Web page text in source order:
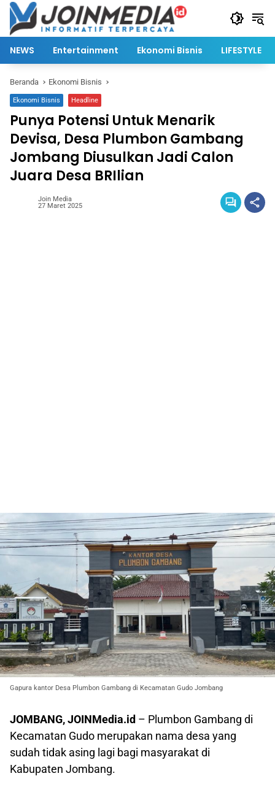
Langsung
konten
NEWS Entertainment Ekonomi Bisnis LIFESTYLE
Beranda Ekonomi Bisnis
Ekonomi Bisnis Headline
Punya Potensi Untuk Menarik
Devisa, Desa Plumbon Gambang
Jombang Diusulkan Jadi Calon
Juara Desa BRIlian
Join Media
27 Maret 2025
Gapura kantor Desa Plumbon Gambang di Kecamatan Gudo Jombang
JOMBANG, JOINMedia.id – Plumbon Gambang di
Kecamatan Gudo merupakan nama desa yang
sudah tidak asing lagi bagi masyarakat di
Kabupaten Jombang.